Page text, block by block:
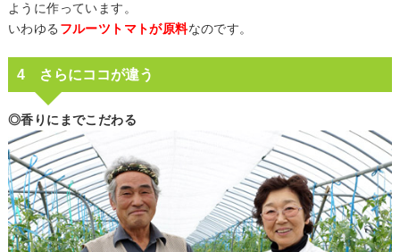
ように作っています。
いわゆる フルーツトマトが原料なのです。
4 さらにココが違う
◎香りにまでこだわる